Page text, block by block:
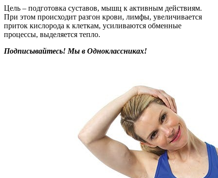
Цель – подготовка суставов, мышц к активным действиям.
При этом происходит разгон крови, лимфы, увеличивается
приток кислорода к клеткам, усиливаются обменные
процессы, выделяется тепло.
Подписывайтесь! Мы в Одноклассниках!